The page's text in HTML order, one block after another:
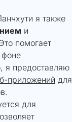
я также
и
помогает
я предоставляю
приложений для
для